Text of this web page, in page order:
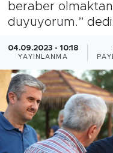
beraber
duyuyorum.” dedi.
04.09.2023 - 10:18
YAYINLANMA
Gündem
İnşaat-Emlak
Kültür-Sanat
Sağlık
Siyaset